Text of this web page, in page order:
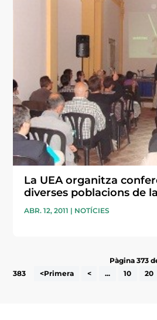
La UEA organitza
diverses poblacions de
ABR. 12, 2011 | NOTÍCIES
Pàgina 373
383
<Primera < ... 10 20